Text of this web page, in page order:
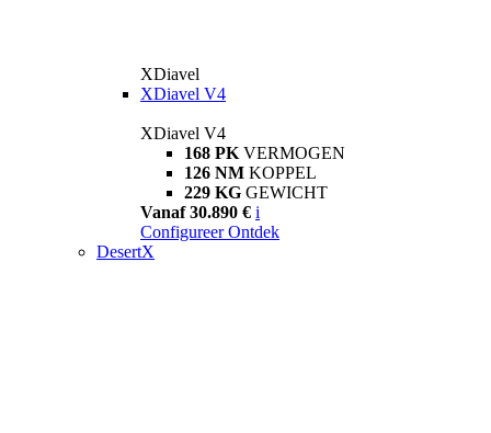
XDiavel
XDiavel V4
XDiavel V4
168 PK VERMOGEN
126 NM KOPPEL
229 KG GEWICHT
Vanaf 30.890 € i
Configureer Ontdek
DesertX